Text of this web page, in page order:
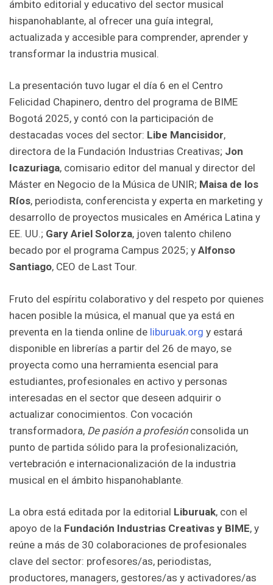
ámbito editorial y educativo del sector musical
hispanohablante, al ofrecer una guía integral,
actualizada y accesible para comprender, aprender y
transformar la industria musical.
La presentación tuvo lugar el día 6 en el Centro
Felicidad Chapinero, dentro del programa de BIME
Bogotá 2025, y contó con la participación de
destacadas voces del sector: Libe Mancisidor,
directora de la Fundación Industrias Creativas; Jon
Icazuriaga, comisario editor del manual y director del
Máster en Negocio de la Música de UNIR; Maisa de los
Ríos, periodista, conferencista y experta en marketing y
desarrollo de proyectos musicales en América Latina y
EE. UU.; Gary Ariel Solorza, joven talento chileno
becado por el programa Campus 2025; y Alfonso
Santiago, CEO de Last Tour.
Fruto del espíritu colaborativo y del respeto por quienes
hacen posible la música, el manual que ya está en
preventa en la tienda online de liburuak.org y estará
disponible en librerías a partir del 26 de mayo, se
proyecta como una herramienta esencial para
estudiantes, profesionales en activo y personas
interesadas en el sector que deseen adquirir o
actualizar conocimientos. Con vocación
transformadora, De pasión a profesiónconsolida un
punto de partida sólido para la profesionalización,
vertebración e internacionalización de la industria
musical en el ámbito hispanohablante.
La obra está editada por la editorial Liburuak, con el
apoyo de la Fundación Industrias Creativas y BIME, y
reúne a más de 30 colaboraciones de profesionales
clave del sector: profesores/as, periodistas,
productores, managers, gestores/as y activadores/as